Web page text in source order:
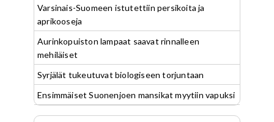
Varsinais-Suomeen istutettiin persikoita ja
aprikooseja
Aurinkopuiston lampaat saavat rinnalleen
mehiläiset
Syrjälät tukeutuvat biologiseen torjuntaan
Ensimmäiset Suonenjoen mansikat myytiin vapuksi